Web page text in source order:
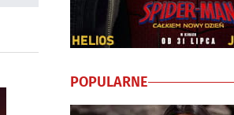
POPULARNE